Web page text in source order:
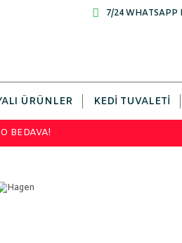
7/24 WHATSAPP
ÜRÜNLER KEDI TUVALETI
BEDAVA!